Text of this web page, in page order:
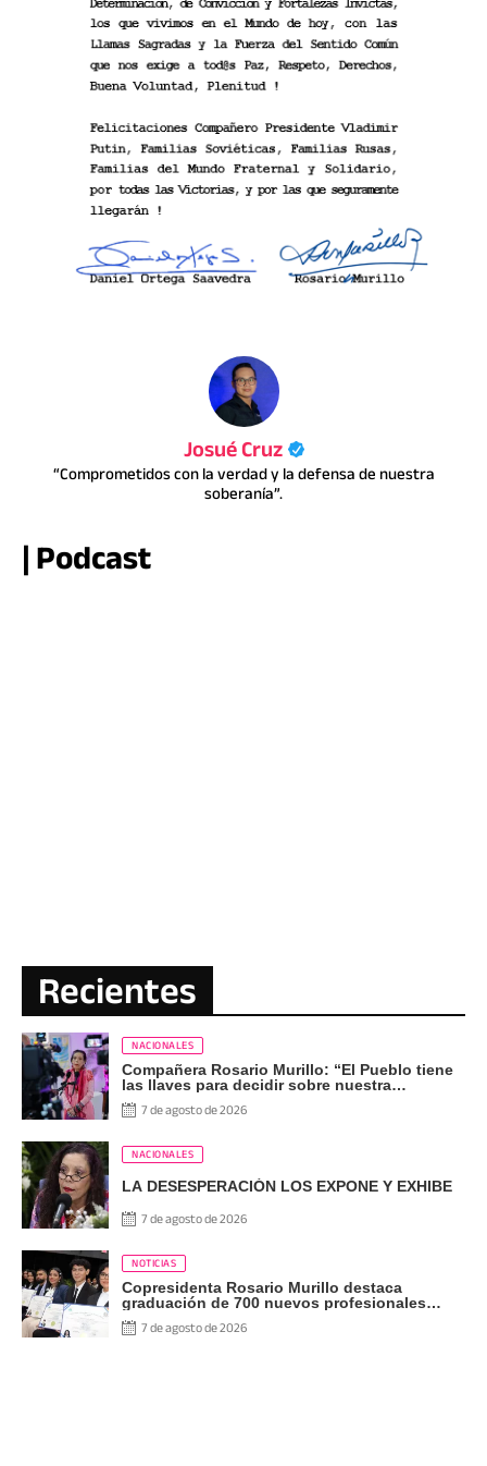
Josué Cruz
“Comprometidos con la verdad y la defensa de nuestra
soberanía”.
| Podcast
Recientes
NACIONALES
Compañera Rosario Murillo: “El Pueblo tiene
las llaves para decidir sobre nuestra
Democracia”
7 de agosto de 2026
NACIONALES
LA DESESPERACIÓN LOS EXPONE Y EXHIBE
7 de agosto de 2026
NOTICIAS
Copresidenta Rosario Murillo destaca
graduación de 700 nuevos profesionales
Pueblo Presidente
7 de agosto de 2026